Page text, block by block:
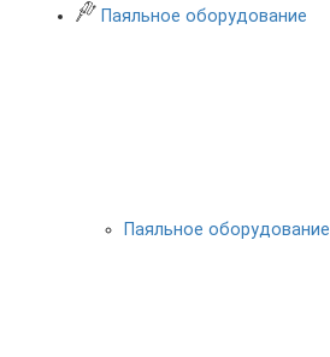
Паяльное оборудование
Паяльное оборудование